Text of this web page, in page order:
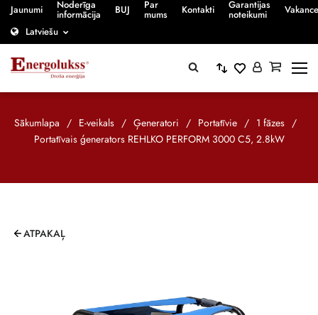
Jaunumi Noderīga
informācija BUJ Par
mums Kontakti Garantijas
noteikumi
Latviešu
Sākumlapa / E-veikals / Ģeneratori / Portatīvie / 1 fāzes /
Portatīvais ģenerators REHLKO PERFORM 3000 C5, 2.8kW
ATPAKAĻ